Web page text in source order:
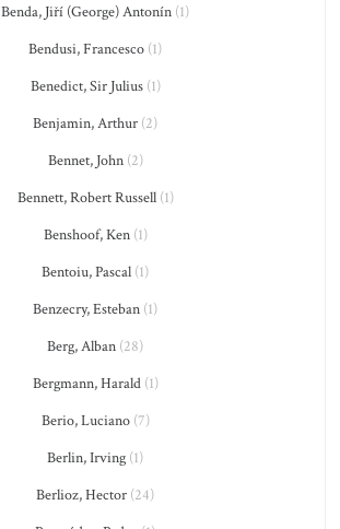
Benda, Jiří (George) Antonín (1)
Bendusi, Francesco (1)
Benedict, Sir Julius(1)
Benjamin, Arthur (2)
Bennet, John(2)
Bennett, Robert Russell(1)
Benshoof, Ken(1)
Bentoiu, Pascal (1)
Benzecry, Esteban (1)
Berg, Alban (28)
Bergmann, Harald(1)
Berio, Luciano(7)
Berlin, Irving (1)
Berlioz, Hector (24)